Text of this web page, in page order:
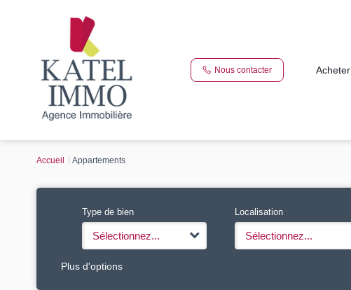
Nous contacter Acheter
Accueil Appartements
Type de bien
Sélectionnez...
Localisation
Sélectionnez...
Plus d'options